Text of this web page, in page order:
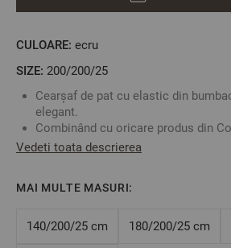
CULOARE: ecru
SIZE: 200/200/25
Cearșaf de pat cu elastic din
elegant.
Combinând cu oricare produs din
puteți să vă creați propriul set
Bumbacul satinat are o rata foarte
Fabricat în Bulgaria
Vedeti toata descrierea
MAI MULTE MASURI:
140/200/25 cm 180/200/25 cm